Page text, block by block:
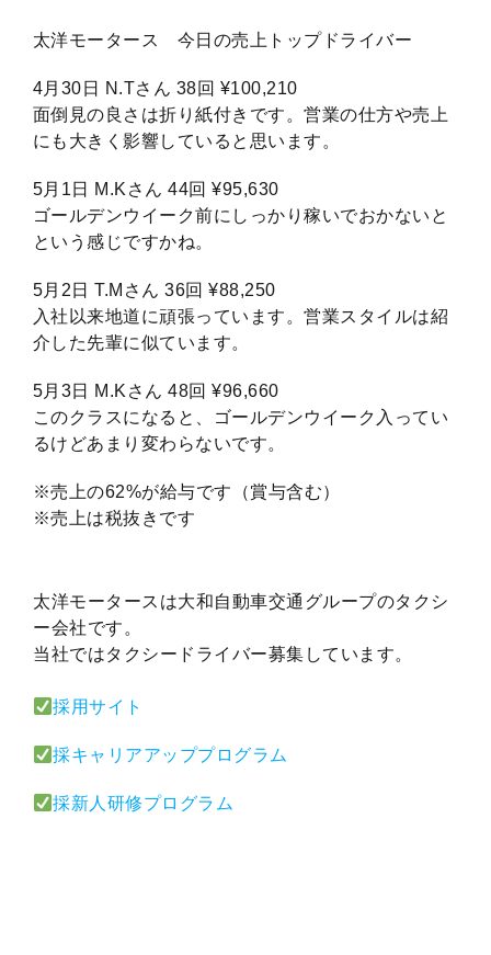
太洋モータース 今日の売上トップドライバー
4月30日 N.Tさん 38回 ¥100,210
面倒見の良さは折り紙付きです。営業の仕方や売上
にも大きく影響していると思います。
5月1日 M.Kさん 44回 ¥95,630
ゴールデンウイーク前にしっかり稼いでおかないと
という感じですかね。
5月2日 T.Mさん 36回 ¥88,250
入社以来地道に頑張っています。営業スタイルは紹
介した先輩に似ています。
5月3日 M.Kさん 48回 ¥96,660
このクラスになると、ゴールデンウイーク入ってい
るけどあまり変わらないです。
※売上の62%が給与です（賞与含む）
※売上は税抜きです
太洋モータースは大和自動車交通グループのタクシ
ー会社です。
当社ではタクシードライバー募集しています。
採用サイト
採キャリアアッププログラム
採新人研修プログラム